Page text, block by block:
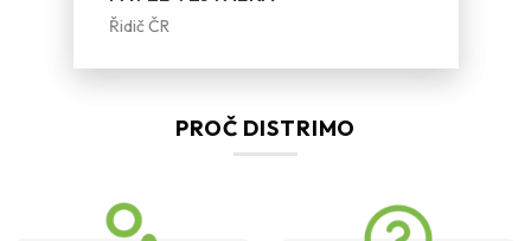
Řidič ČR
PROČ DISTRIMO